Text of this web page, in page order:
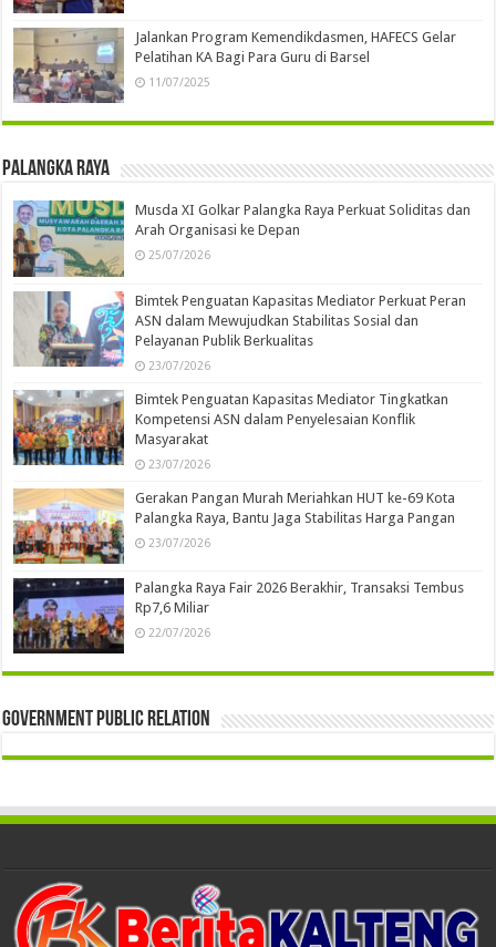
Jalankan Program Kemendikdasmen, HAFECS Gelar
Pelatihan KA Bagi Para Guru di Barsel
11/07/2025
Palangka Raya
Musda XI Golkar Palangka Raya Perkuat Soliditas dan
Arah Organisasi ke Depan
25/07/2026
Bimtek Penguatan Kapasitas Mediator Perkuat Peran
ASN dalam Mewujudkan Stabilitas Sosial dan
Pelayanan Publik Berkualitas
23/07/2026
Bimtek Penguatan Kapasitas Mediator Tingkatkan
Kompetensi ASN dalam Penyelesaian Konflik
Masyarakat
23/07/2026
Gerakan Pangan Murah Meriahkan HUT ke-69 Kota
Palangka Raya, Bantu Jaga Stabilitas Harga Pangan
23/07/2026
Palangka Raya Fair 2026 Berakhir, Transaksi Tembus
Rp7,6 Miliar
22/07/2026
Government Public Relation